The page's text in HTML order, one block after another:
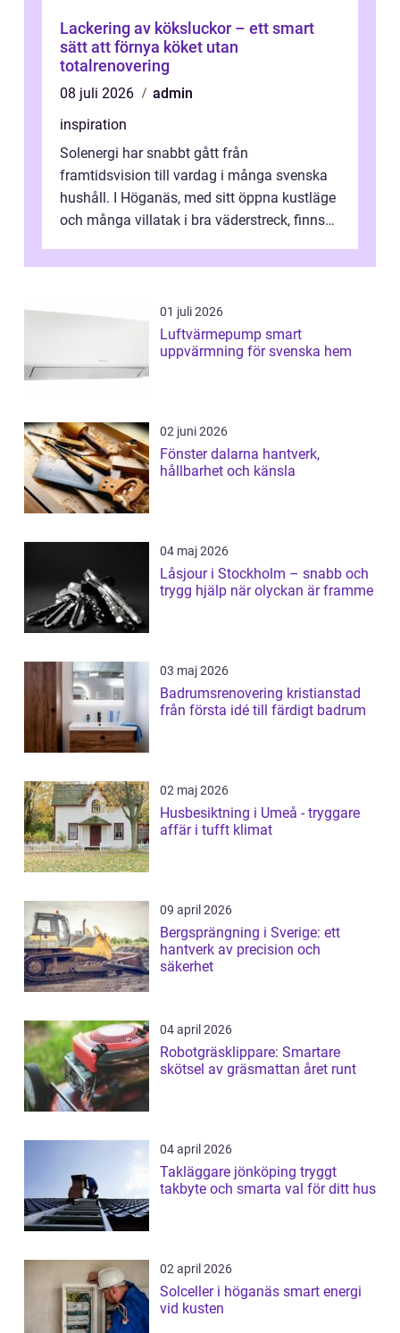
Lackering av köksluckor – ett smart
sätt att förnya köket utan
totalrenovering
08 juli 2026
admin
inspiration
Solenergi har snabbt gått från
framtidsvision till vardag i många svenska
hushåll. I Höganäs, med sitt öppna kustläge
och många villatak i bra väderstreck, finns
01 juli 2026
Luftvärmepump smart
uppvärmning för svenska hem
02 juni 2026
Fönster dalarna hantverk,
hållbarhet och känsla
04 maj 2026
Låsjour i Stockholm – snabb och
trygg hjälp när olyckan är framme
03 maj 2026
Badrumsrenovering kristianstad
från första idé till färdigt badrum
02 maj 2026
Husbesiktning i Umeå - tryggare
affär i tufft klimat
09 april 2026
Bergsprängning i Sverige: ett
hantverk av precision och
säkerhet
04 april 2026
Robotgräsklippare: Smartare
skötsel av gräsmattan året runt
04 april 2026
Takläggare jönköping tryggt
takbyte och smarta val för ditt hus
02 april 2026
Solceller i höganäs smart energi
vid kusten